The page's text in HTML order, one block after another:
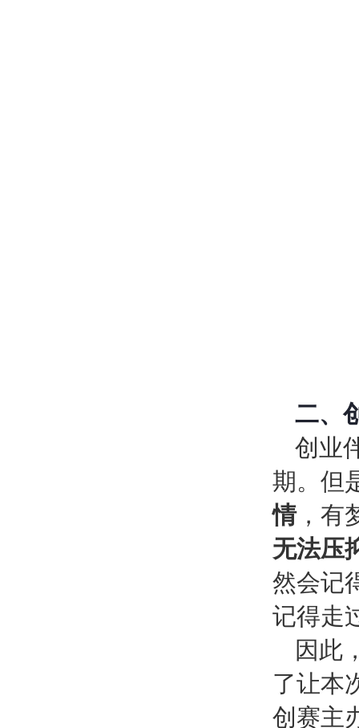
二、
创业
期。但
情，有
无法压
然会记
记得走
因此
了让本
创赛主